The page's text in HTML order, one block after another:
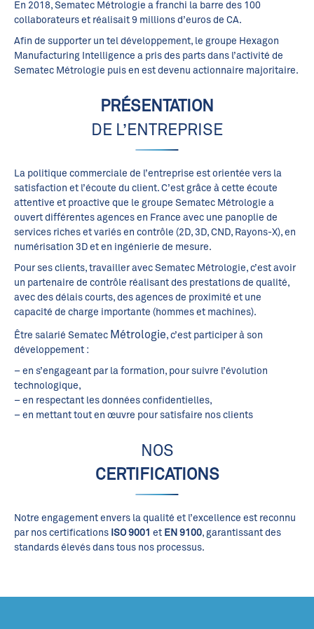
En 2018, Sematec Métrologie a franchi la barre des 100
collaborateurs et réalisait 9 millions d’euros de CA.
Afin de supporter un tel développement, le groupe Hexagon
Manufacturing Intelligence a pris des parts dans l’activité de
Sematec Métrologie puis en est devenu actionnaire majoritaire.
PRÉSENTATION
DE L’ENTREPRISE
La politique commerciale de l’entreprise est orientée vers la
satisfaction et l’écoute du client. C’est grâce à cette écoute
attentive et proactive que le groupe Sematec Métrologie a
ouvert différentes agences en France avec une panoplie de
services riches et variés en contrôle (2D, 3D, CND, Rayons-X), en
numérisation 3D et en ingénierie de mesure.
Pour ses clients, travailler avec Sematec Métrologie, c’est avoir
un partenaire de contrôle réalisant des prestations de qualité,
avec des délais courts, des agences de proximité et une
capacité de charge importante (hommes et machines).
Être salarié Sematec Métrologie, c’est participer à son
développement :
– en s’engageant par la formation, pour suivre l’évolution
technologique,
– en respectant les données confidentielles,
– en mettant tout en œuvre pour satisfaire nos clients
NOS
CERTIFICATIONS
Notre engagement envers la qualité et l’excellence est reconnu
par nos certifications ISO 9001 et EN 9100, garantissant des
standards élevés dans tous nos processus.